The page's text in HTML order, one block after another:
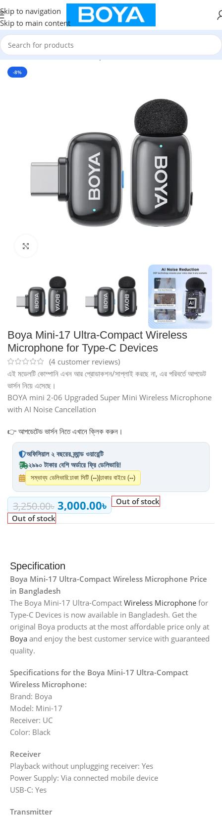
Skip to navigation
Skip to main content
Home/Mini Wireless Microphone
-8%
Boya Mini-17 Ultra-Compact Wireless
Microphone for Type-C Devices
(4 customer reviews)
এই মডেলটি কোম্পানি এখন আর প্রোডাকশন/সাপ্লাই করছে না, এর পরিবর্তে আপডেট
ভার্সন নিয়ে এসেছে।
BOYA mini 2-06 Upgraded Super Mini Wireless Microphone
with AI Noise Cancellation
👉 আপডেটেড ভার্সন নিতে এখানে ক্লিক করুন।
অফিসিয়াল ২ বছরের ব্র্যান্ড ওয়ারেন্টি
২৯৯০ টাকার বেশি অর্ডারে ফ্রি ডেলিভারি!
সম্ভাব্য ডেলিভারি:ঢাকা সিটি (--) ঢাকার বাইরে (--)
3,250.00৳ 3,000.00৳
Out of stock
Out of stock
Specification
Boya Mini-17 Ultra-Compact Wireless Microphone Price
in Bangladesh
The Boya Mini-17 Ultra-Compact Wireless Microphone for
Type-C Devices is now available in Bangladesh. Get the
original Boya products at the most affordable price only at
Boya and enjoy the best customer service with guaranteed
quality.
Specifications for the Boya Mini-17 Ultra-Compact
Wireless Microphone:
Brand: Boya
Model: Mini-17
Receiver: UC
Color: Black
Receiver
Playback without unplugging receiver: Yes
Power Supply: Via connected mobile device
USB-C: Yes
Transmitter